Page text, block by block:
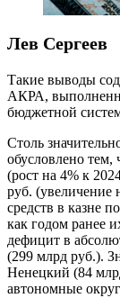
Лев Сергеев
Такие выводы
АКРА,
бюджетной
Столь
обусловлено тем,
(рост на 4% к
руб. (увеличение
средств в казне
как годом ранее
дефицит в
(299 млрд руб.).
Ненецкий (84
автономные